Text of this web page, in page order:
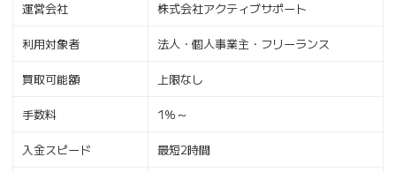
運営会社 株式会社アクティブサポート
利用対象者 法人・個人事業主・フリーランス
買取可能額 上限なし
手数料 1％～
入金スピード 最短2時間